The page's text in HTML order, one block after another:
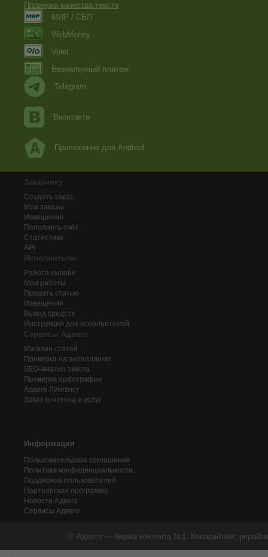
Проверка качества текста
МИР / СБП
WebMoney
Volet
Безналичный платеж
Telegram
Вконтакте
Приложение для Android
Заказчику
Создать заказ
Мои заказы
Извещения
Пополнить счёт
Статистика
API
Исполнителю
Работа онлайн
Мои работы
Продать статью
Извещения
Вывод средств
Инструкции для исполнителей
Сервисы Адвего
Магазин статей
Проверка на антиплагиат
SEO-анализ текста
Проверка орфографии
Адвего Лингвист
Заказ контента и услуг
Информация
Пользовательское соглашение
Политика конфиденциальности
Поддержка пользователей
Партнерская программа
Новости Адвего
Сервисы Адвего
© Адвего — биржа контента №1. Копирайтинг,